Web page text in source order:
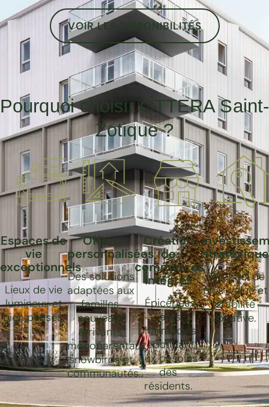
VOIR LES DISPONIBILITÉS
Pourquoi choisir OTTERA Saint-
Zotique ?
Espaces de
vie
exceptionnels
Lieux de vie
lumineux et
bien pensés.
Offres
personnalisées
Des solutions
adaptées aux
familles,
nouveaux
arrivants,
monoparentaux,
snowbirds et
communautés.
Création
de
commerces
intégrés
Épiceries,
cafés,
pharmacies,
répondant
aux besoins
des
résidents.
stratégique
Potentiel de
plus-value et
stabilité
locative.